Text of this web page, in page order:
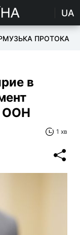
UA
ПРОТОКА
в
ООН
1 хв